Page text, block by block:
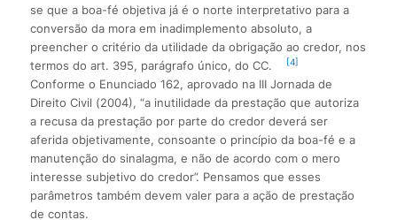
se que a boa-fé objetiva já é o norte interpretativo para a
conversão da mora em inadimplemento absoluto, a
preencher o critério da utilidade da obrigação ao credor, nos
termos do art. 395, parágrafo único, do CC.
[4]
Conforme o Enunciado 162, aprovado na III Jornada de
Direito Civil (2004), “a inutilidade da prestação que autoriza
a recusa da prestação por parte do credor deverá ser
aferida objetivamente, consoante o princípio da boa-fé e a
manutenção do sinalagma, e não de acordo com o mero
interesse subjetivo do credor”. Pensamos que esses
parâmetros também devem valer para a ação de prestação
de contas.